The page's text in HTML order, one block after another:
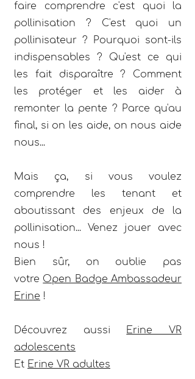
faire comprendre c'est quoi la
pollinisation ? C'est quoi un
pollinisateur ? Pourquoi sont-ils
indispensables ? Qu'est ce qui
les fait disparaître ? Comment
les protéger et les aider à
remonter la pente ? Parce qu'au
final, si on les aide, on nous aide
nous...
Mais ça, si vous voulez
comprendre les tenant et
aboutissant des enjeux de la
pollinisation... Venez jouer avec
nous !
Bien sûr, on oublie pas
votre Open Badge Ambassadeur
Erine !
Découvrez aussi Erine VR
adolescents
Et Erine VR adultes